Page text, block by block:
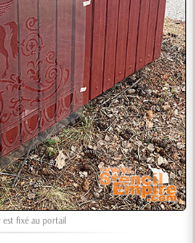
est fixé au portail